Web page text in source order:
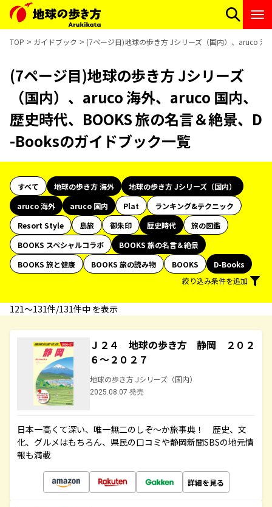
TOP ガイドブック (7ページ目)地球の歩き方 Jシリーズ（国内）、aruco
(7ページ目)地球の歩き方 Jシリーズ
（国内）、aruco 海外、aruco 国内、
歴史時代、BOOKS 旅の名言＆絶景、D
-Booksのガイドブック一覧
すべて 地球の歩き方 海外
地球の歩き方 Jシリーズ（国内）
aruco 海外
aruco 国内 Plat
ランキング&テクニック
Resort Style
島旅 御朱印 歴史時代
旅の図鑑
BOOKS スペシャルコラボ
BOOKS 旅の名言＆絶景
BOOKS 旅と健康
BOOKS 旅の読み物 BOOKS
D-Books
絞り込み条件を追加
121〜131件/131件中 を表示
Ｊ２４ 地球の歩き方 静岡 ２０２
６～２０２７
地球の歩き方 Jシリーズ（国内）
2025.08.07 発売
日本一高くて深い、唯一無二のしぞ～か旅事典！ 歴史、文
化、グルメはもちろん、県民の口コミや静岡新聞SBSの地元情
報も満載
詳細を見る